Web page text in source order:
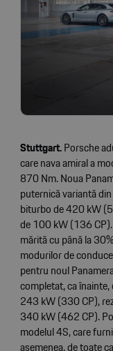
Stuttgart.Porsche
care nava amiral a
870 Nm. Noua
puternică variantă
biturbo de 420 kW
de 100 kW (136
mărită cu până la
modurilor de
pentru noul
completat, ca
243 kW (330 CP),
340 kW (462 CP).
modelul 4S, care
asemenea, de toate